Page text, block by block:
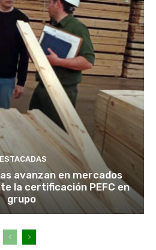
avanzan en mercados
la certificación PEFC en
grupo